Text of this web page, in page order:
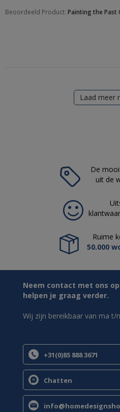
Beoordeeld Product: Painting the Past
Laad meer
De
uit de
Ruime
50.000
Neem contact met ons
helpen je graag verder.
Wij zijn bereikbaar van ma t/
+31(0)85 888 3671
Chatten